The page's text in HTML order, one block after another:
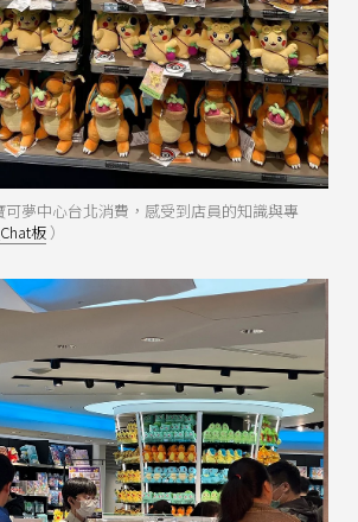
可夢中心台北消費，感受到店員的知識與專
板 ）